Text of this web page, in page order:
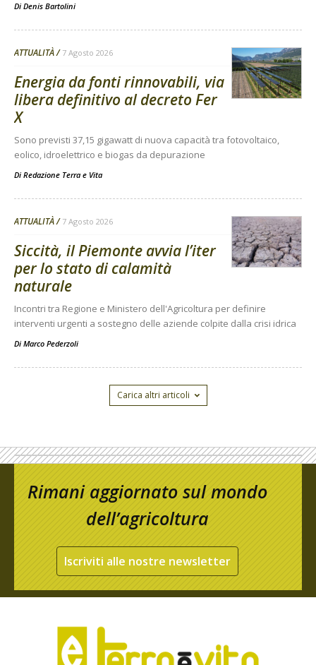
Di Denis Bartolini
ATTUALITÀ 7 Agosto 2026
Energia da fonti rinnovabili, via
libera definitivo al decreto Fer
X
Sono previsti 37,15 gigawatt di nuova capacità tra fotovoltaico,
eolico, idroelettrico e biogas da depurazione
Di Redazione Terra e Vita
ATTUALITÀ 7 Agosto 2026
Siccità, il Piemonte avvia l’iter
per lo stato di calamità
naturale
Incontri tra Regione e Ministero dell'Agricoltura per definire
interventi urgenti a sostegno delle aziende colpite dalla crisi idrica
Di Marco Pederzoli
Carica altri articoli
Rimani aggiornato sul mondo
dell’agricoltura
Iscriviti alle nostre newsletter